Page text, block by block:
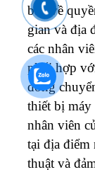
bảo về
gian và địa
các nhân
phối hợp
đồng
thiết bị máy
nhân viên
tại địa
thuật và